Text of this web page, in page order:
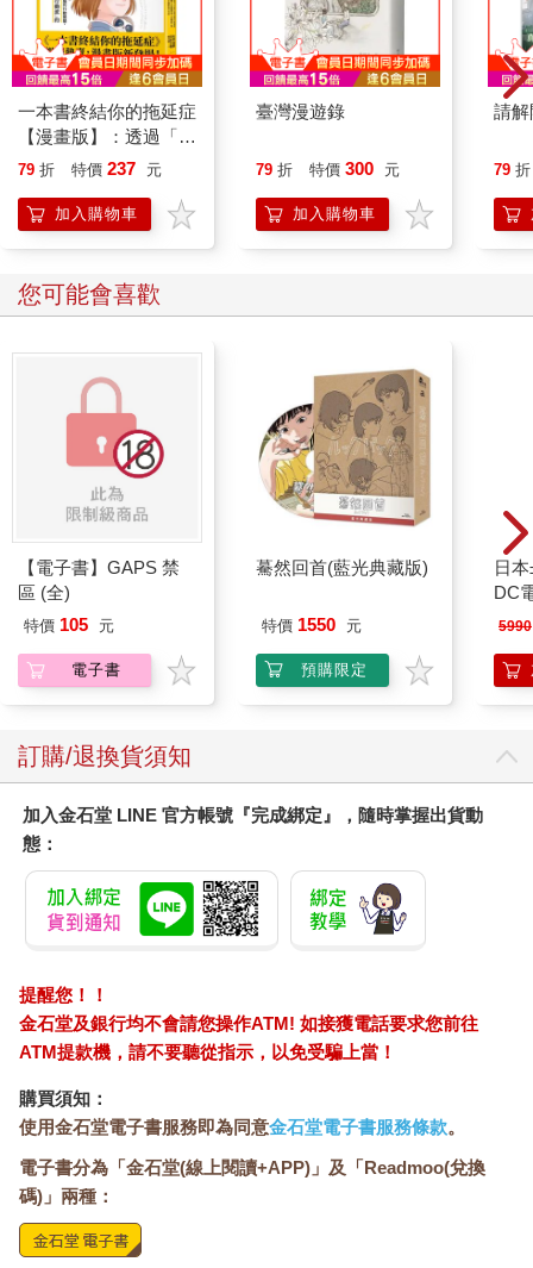
一本書終結你的拖延症
【漫畫版】：透過「小
行動」打開大腦的行動
「行動派」的37個科
學方法
79 折 特價 237 元
加入購物車
臺灣漫遊錄
79 折 特價 300 元
加入購物車
請解
79 折
您可能會喜歡
【電子書】GAPS 禁
區 (全)
特價 105 元
電子書
驀然回首(藍光典藏版)
特價 1550 元
預購限定
日
DC
5990
訂購/退換貨須知
加入金石堂 LINE 官方帳號『完成綁定』，隨時掌握出貨動
態：
提醒您！！
金石堂及銀行均不會請您操作ATM! 如接獲電話要求您前往
ATM提款機，請不要聽從指示，以免受騙上當！
購買須知：
使用金石堂電子書服務即為同意金石堂電子書服務條款。
電子書分為「金石堂(線上閱讀+APP)」及「Readmoo(兌換
碼)」兩種：